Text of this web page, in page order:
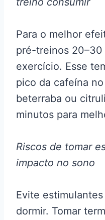
Para o melhor
pré-treinos
exercício. Esse
pico da cafeína
beterraba ou
minutos para
Riscos de tomar
impacto no sono
Evite
dormir. Tomar